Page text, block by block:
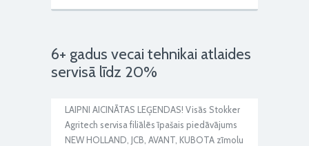
6+ gadus vecai tehnikai atlaides
servisā līdz 20%
LAIPNI AICINĀTAS LEĢENDAS! Visās Stokker
Agritech servisa filiālēs īpašais piedāvājums
NEW HOLLAND, JCB, AVANT, KUBOTA zīmolu